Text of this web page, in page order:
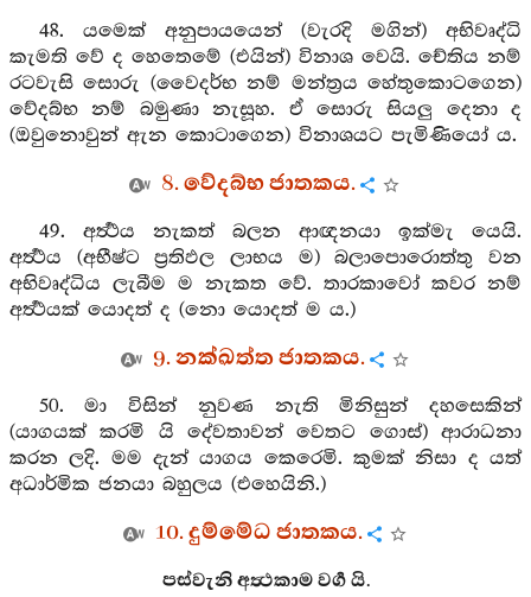
48. යමෙක් අනුපායයෙන් (වැරදි මගින්) අභිවෘද්ධි
කැමති වේ ද හෙතෙමේ (එයින්) විනාශ වෙයි. චේතිය නම්
රටවැසි සොරු (වෛදර්භ නම් මන්ත්‍රය හේතුකොටගෙන)
වේදබ්භ නම් බමුණා නැසූහ. ඒ සොරු සියලු දෙනා ද
(ඔවුනොවුන් ඇන කොටාගෙන) විනාශයට පැමිණියෝ ය.
8. වේදබ්භ ජාතකය.
49. අර්‍ත්‍ථය නැකත් බලන ආඥනයා ඉක්මැ යෙයි.
අර්‍ත්‍ථය (අභීෂ්ට ප්‍රතිඵල ලාභය ම) බලාපොරොත්තු වන
අභිවෘද්ධිය ලැබීම ම නැකත වේ. තාරකාවෝ කවර නම්
අර්‍ත්‍ථයක් යොදත් ද (නො යොදත් ම ය.)
9. නක්ඛත්ත ජාතකය.
50. මා විසින් නුවණ නැති මිනිසුන් දහසෙකින්
(යාගයක් කරමි යි දේවතාවන් වෙතට ගොස්) ආරාධනා
කරන ලදි. මම දැන් යාගය කෙරෙමි. කුමක් නිසා ද යත්
අධාර්මික ජනයා බහුලය (එහෙයිනි.)
10. දුම්මේධ ජාතකය.
පස්වැනි අත්‍ථකාම වර්‍ග යි.